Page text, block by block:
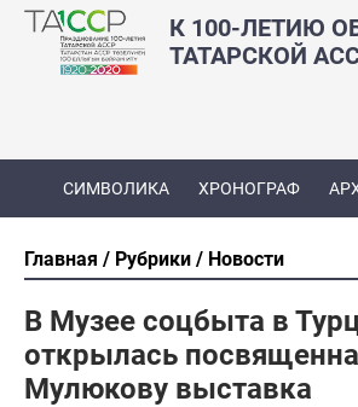
К 100-ЛЕТИЮ
ТАТАРСКОЙ
СИМВОЛИКА ХРОНОГРАФ
Главная Рубрики Новости
В Музее соцбыта в
открылась
Мулюкову выставка